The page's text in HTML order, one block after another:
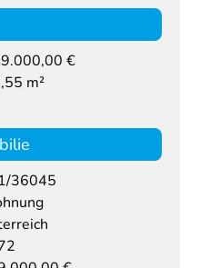
€
m²
36045